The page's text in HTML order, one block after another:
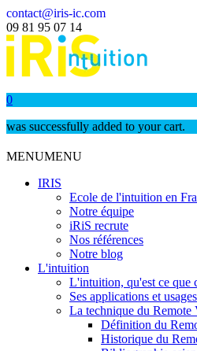
contact@iris-ic.com
09 81 95 07 14
0
was successfully added to your cart.
MENUMENU
IRIS
Ecole de l'intuition en
Notre équipe
iRiS recrute
Nos références
Notre blog
L'intuition
L'intuition, qu'est ce que
Ses applications et usages
La technique du Remote
Définition du
Historique du